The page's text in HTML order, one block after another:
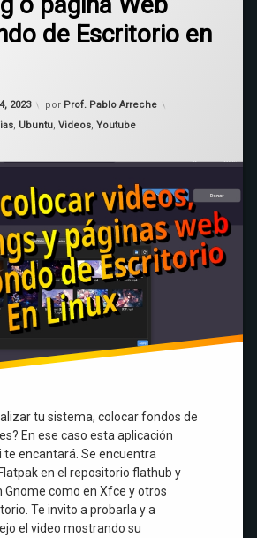
de Escritorio en
2023
Actualizado el mayo 14, 2023
por Prof. Pablo Arreche
, Ubuntu, Videos, Youtube
tu sistema, colocar fondos de
En ese caso esta aplicación
te encantará. Se encuentra
en el repositorio flathub y
como en Xfce y otros
Te invito a probarla y a
el video mostrando su